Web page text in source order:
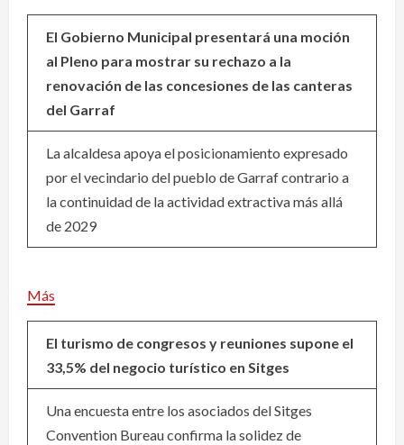
El Gobierno Municipal presentará una moción
al Pleno para mostrar su rechazo a la
renovación de las concesiones de las canteras
del Garraf
La alcaldesa apoya el posicionamiento expresado
por el vecindario del pueblo de Garraf contrario a
la continuidad de la actividad extractiva más allá
de 2029
Más
El turismo de congresos y reuniones supone el
33,5% del negocio turístico en Sitges
Una encuesta entre los asociados del Sitges
Convention Bureau confirma la solidez de